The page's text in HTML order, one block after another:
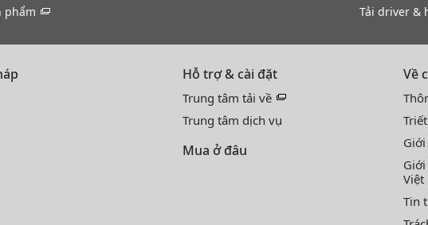
phẩm Tải driver &
Hỗ trợ & cài đặt
Trung tâm tải về
Trung tâm dịch vụ
Mua ở đâu
Về
Việt
Tin